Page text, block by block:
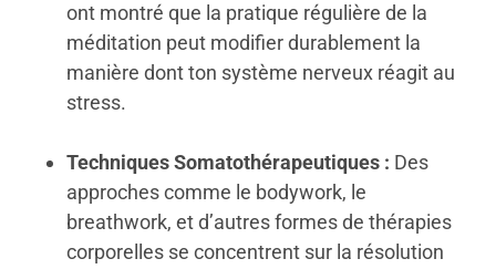
ont montré que la pratique régulière de la
méditation peut modifier durablement la
manière dont ton système nerveux réagit au
stress.
Techniques Somatothérapeutiques : Des
approches comme le bodywork, le
breathwork, et d’autres formes de thérapies
corporelles se concentrent sur la résolution